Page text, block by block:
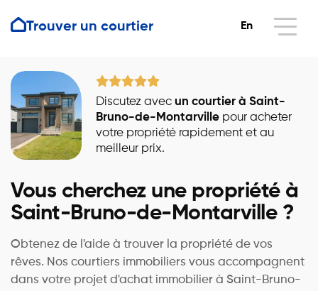
Trouver un courtier En
Discutez avec un courtier à Saint-
Bruno-de-Montarville pour acheter
votre propriété rapidement et au
meilleur prix.
Vous cherchez une propriété à
Saint-Bruno-de-Montarville ?
Obtenez de l'aide à trouver la propriété de vos
rêves. Nos courtiers immobiliers vous accompagnent
dans votre projet d'achat immobilier à Saint-Bruno-